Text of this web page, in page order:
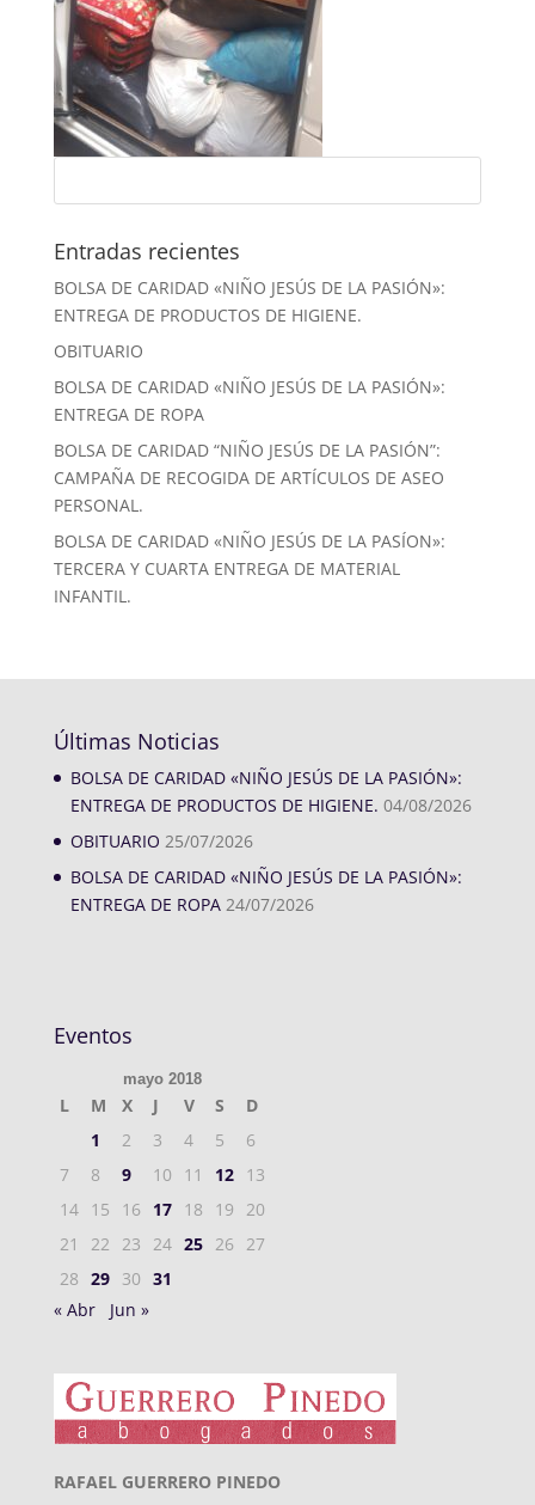
Entradas recientes
BOLSA DE CARIDAD «NIÑO JESÚS DE LA PASIÓN»:
ENTREGA DE PRODUCTOS DE HIGIENE.
OBITUARIO
BOLSA DE CARIDAD «NIÑO JESÚS DE LA PASIÓN»:
ENTREGA DE ROPA
BOLSA DE CARIDAD “NIÑO JESÚS DE LA PASIÓN”:
CAMPAÑA DE RECOGIDA DE ARTÍCULOS DE ASEO
PERSONAL.
BOLSA DE CARIDAD «NIÑO JESÚS DE LA PASÍON»:
TERCERA Y CUARTA ENTREGA DE MATERIAL
INFANTIL.
Últimas Noticias
BOLSA DE CARIDAD «NIÑO JESÚS DE LA PASIÓN»:
ENTREGA DE PRODUCTOS DE HIGIENE. 04/08/2026
OBITUARIO 25/07/2026
BOLSA DE CARIDAD «NIÑO JESÚS DE LA PASIÓN»:
ENTREGA DE ROPA 24/07/2026
Eventos
mayo 2018
L M X J V S
D
1
2 3 4 5
6
7
8 9 10 11 12 13
14 15 16 17 18 19
20
21
22 23 24 25 26
27
28 29 30 31
« Abr
Jun »
RAFAEL GUERRERO PINEDO